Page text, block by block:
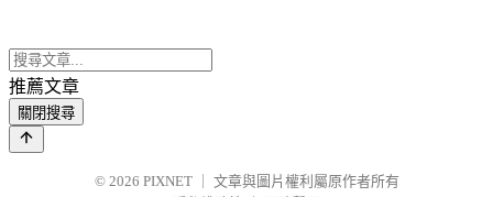
推薦文章
關閉搜尋
© 2026 PIXNET
文章與圖片權利屬原作者所有